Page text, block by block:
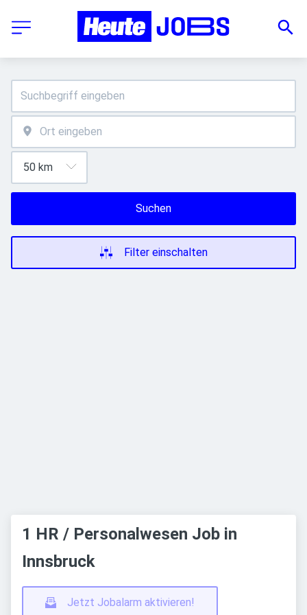
Suchen
Filter einschalten
1 HR / Personalwesen Job in
Innsbruck
Jetzt Jobalarm aktivieren!